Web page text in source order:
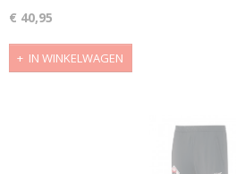
€ 40,95
IN WINKELWAGEN